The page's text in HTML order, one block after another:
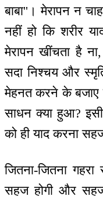
बाबा''। मेरापन न
नहीं हो कि शरीर
मेरापन खींचता है
सदा निश्चय और
मेहनत करने के बजाए
साधन क्या हुआ?
को ही याद करना
जितना-जितना
सहज होगी और सहज